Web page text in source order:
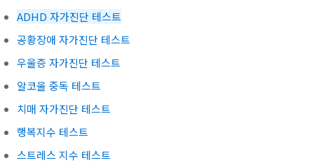
ADHD 자가진단 테스트
공황장애 자가진단 테스트
우울증 자가진단 테스트
알코울 중독 테스트
치매 자가진단 테스트
행복지수 테스트
스트레스 지수 테스트